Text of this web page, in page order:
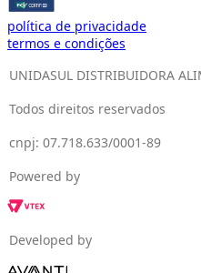
política de privacidade
termos e condições
UNIDASUL DISTRIBUIDORA
Todos direitos reservados
cnpj: 07.718.633/0001-89
Powered by
Developed by